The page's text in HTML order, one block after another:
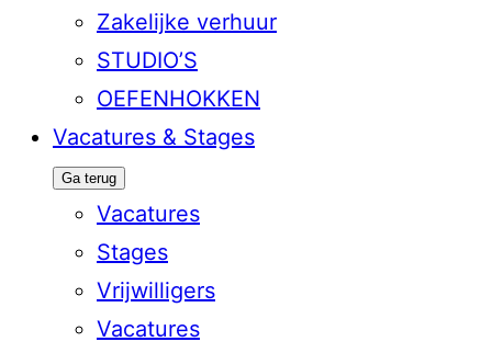
Zakelijke verhuur
STUDIO’S
OEFENHOKKEN
Vacatures & Stages
Ga terug
Vacatures
Stages
Vrijwilligers
Vacatures